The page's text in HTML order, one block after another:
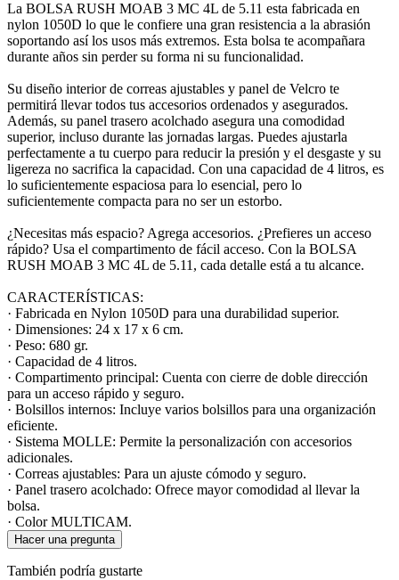
La BOLSA RUSH MOAB 3 MC 4L de 5.11 esta fabricada en
nylon 1050D lo que le confiere una gran resistencia a la abrasión
soportando así los usos más extremos. Esta bolsa te acompañara
durante años sin perder su forma ni su funcionalidad.
Su diseño interior de correas ajustables y panel de Velcro te
permitirá llevar todos tus accesorios ordenados y asegurados.
Además, su panel trasero acolchado asegura una comodidad
superior, incluso durante las jornadas largas. Puedes ajustarla
perfectamente a tu cuerpo para reducir la presión y el desgaste y su
ligereza no sacrifica la capacidad. Con una capacidad de 4 litros, es
lo suficientemente espaciosa para lo esencial, pero lo
suficientemente compacta para no ser un estorbo.
¿Necesitas más espacio? Agrega accesorios. ¿Prefieres un acceso
rápido? Usa el compartimento de fácil acceso. Con la BOLSA
RUSH MOAB 3 MC 4L de 5.11, cada detalle está a tu alcance.
CARACTERÍSTICAS:
· Fabricada en Nylon 1050D para una durabilidad superior.
· Dimensiones: 24 x 17 x 6 cm.
· Peso: 680 gr.
· Capacidad de 4 litros.
· Compartimento principal: Cuenta con cierre de doble dirección
para un acceso rápido y seguro.
· Bolsillos internos: Incluye varios bolsillos para una organización
eficiente.
· Sistema MOLLE: Permite la personalización con accesorios
adicionales.
· Correas ajustables: Para un ajuste cómodo y seguro.
· Panel trasero acolchado: Ofrece mayor comodidad al llevar la
bolsa.
· Color MULTICAM.
Hacer una pregunta
También podría gustarte